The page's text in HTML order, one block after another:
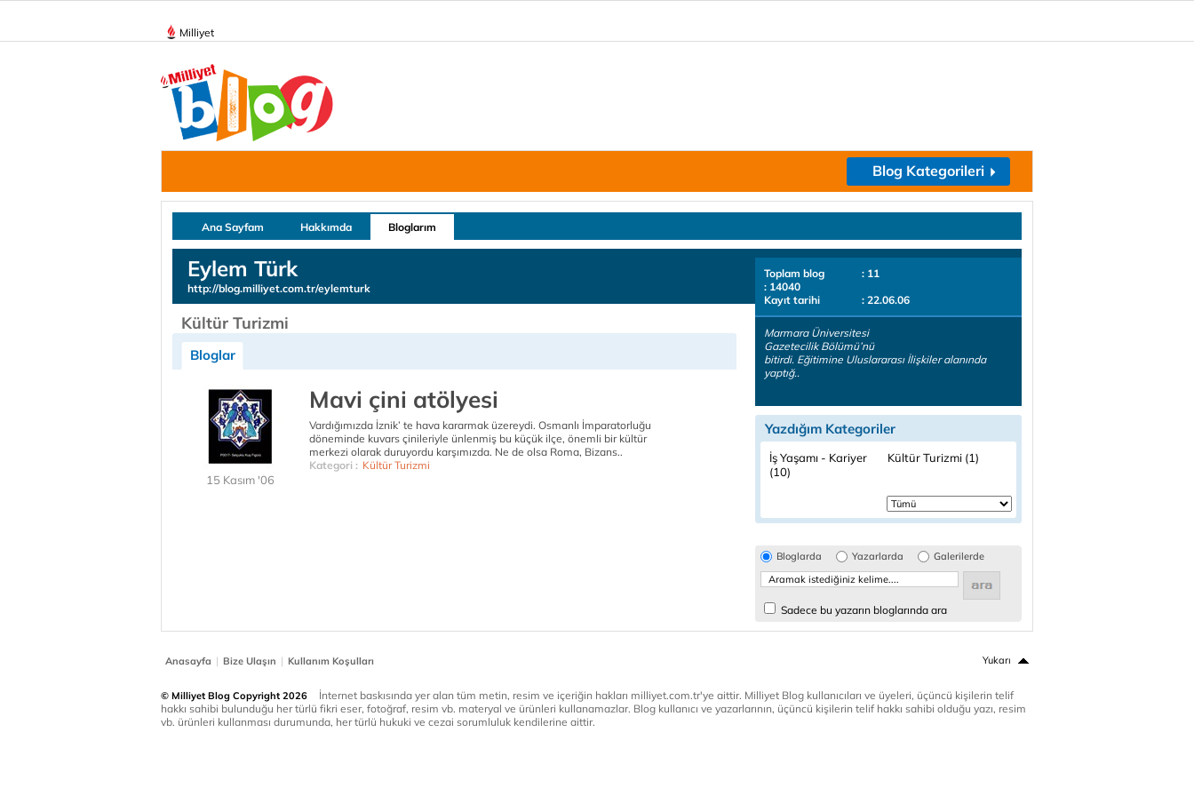
Milliyet
Blog Kategorileri
Ana Sayfam Hakkımda Bloglarım
Eylem Türk
http://blog.milliyet.com.tr/eylemturk
Kültür Turizmi
Bloglar
15 Kasım '06
Mavi çini atölyesi
Vardığımızda İznik’ te hava kararmak üzereydi. Osmanlı İmparatorluğu
döneminde kuvars çinileriyle ünlenmiş bu küçük ilçe, önemli bir kültür
merkezi olarak duruyordu karşımızda. Ne de olsa Roma, Bizans..
Kategori : Kültür Turizmi
Toplam blog
: 11
: 14040
Kayıt tarihi
: 22.06.06
Marmara Üniversitesi
Gazetecilik Bölümü’nü
bitirdi. Eğitimine Uluslararası İlişkiler alanında
yaptığ..
Yazdığım Kategoriler
İş Yaşamı - Kariyer
(10)
Kültür Turizmi (1)
Bloglarda Yazarlarda Galerilerde
Sadece bu yazarın bloglarında ara
Anasayfa | Bize Ulaşın | Kullanım Koşulları Yukarı
© Milliyet Blog Copyright 2026
İnternet baskısında yer alan tüm metin, resim ve içeriğin hakları milliyet.com.tr'ye aittir. Milliyet Blog kullanıcıları ve üyeleri, üçüncü kişilerin telif
hakkı sahibi bulunduğu her türlü fikri eser, fotoğraf, resim vb. materyal ve ürünleri kullanamazlar. Blog kullanıcı ve yazarlarının, üçüncü kişilerin telif hakkı sahibi olduğu yazı, resim
vb. ürünleri kullanması durumunda, her türlü hukuki ve cezai sorumluluk kendilerine aittir.